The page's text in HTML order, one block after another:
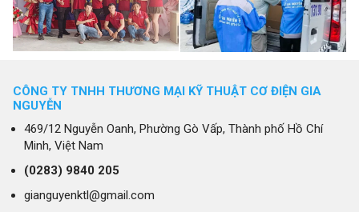
CÔNG TY TNHH THƯƠNG MẠI KỸ THUẬT CƠ ĐIỆN GIA
NGUYỄN
469/12 Nguyễn Oanh, Phường Gò Vấp, Thành phố Hồ Chí
Minh, Việt Nam
(0283) 9840 205
gianguyenktl@gmail.com